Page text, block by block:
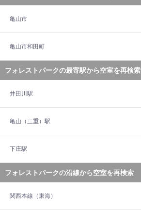
亀山市
亀山市和田町
フォレストパークの最寄駅から空室を再検索
井田川駅
亀山（三重）駅
下庄駅
フォレストパークの沿線から空室を再検索
関西本線（東海）